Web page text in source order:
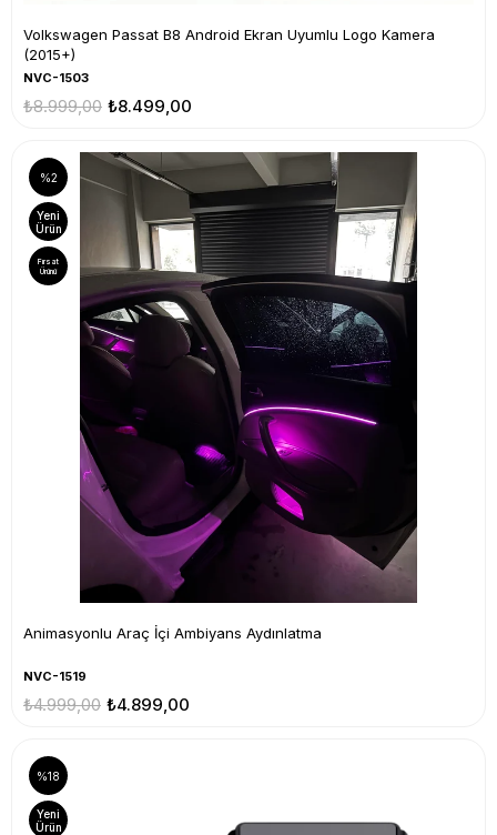
Volkswagen Passat B8 Android Ekran Uyumlu Logo Kamera
(2015+)
NVC-1503
₺8.499,00
₺8.999,00
Animasyonlu Araç İçi Ambiyans Aydınlatma
NVC-1519
₺4.899,00
₺4.999,00
%2
Yeni
Ürün
Fırsat
Ürünü
%18
Yeni
Ürün